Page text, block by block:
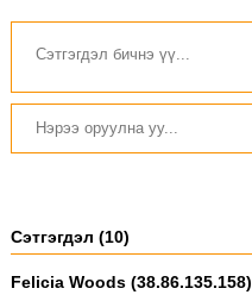
Сэтгэгдэл (10)
Felicia Woods (38.86.135.158)